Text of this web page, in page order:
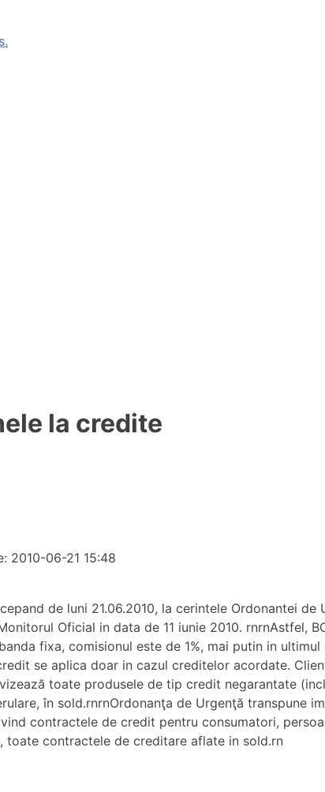
la credite
2010-06-21 15:48
de luni 21.06.2010, la cerintele Ordonantei
Oficial in data de 11 iunie 2010. rnrnAstfel,
fixa, comisionul este de 1%, mai putin in
se aplica doar in cazul creditelor acordate.
toate produsele de tip credit negarantate
în sold.rnrnOrdonanţa de Urgenţă transpune
contractele de credit pentru consumatori,
toate contractele de creditare aflate in sold.rn